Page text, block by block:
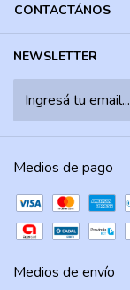
CONTACTÁNOS
NEWSLETTER
Medios de pago
Medios de envío